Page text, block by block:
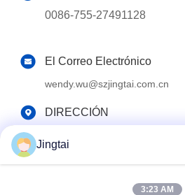
0086-755-27491128
El Correo Electrónico
wendy.wu@szjingtai.com.cn
DIRECCIÓN
Carretera Hengnan, Gushu,
Jingtai
3:23 AM